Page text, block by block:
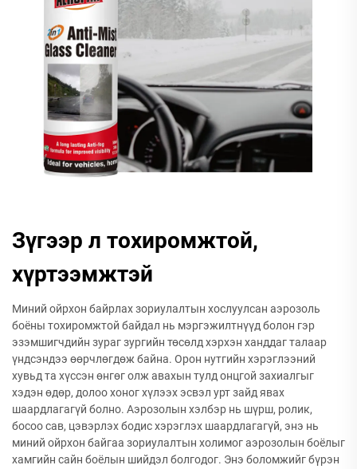
Зүгээр л тохиромжтой,
хүртээмжтэй
Миний ойрхон байрлах зориулалтын хослуулсан аэрозоль
боёны тохиромжтой байдал нь мэргэжилтнүүд болон гэр
эзэмшигчдийн зураг зургийн төсөлд хэрхэн ханддаг талаар
үндсэндээ өөрчлөгдөж байна. Орон нутгийн хэрэглээний
хувьд та хүссэн өнгөг олж авахын тулд онцгой захиалгыг
хэдэн өдөр, долоо хоног хүлээх эсвэл урт зайд явах
шаардлагагүй болно. Аэрозолын хэлбэр нь шүрш, ролик,
босоо сав, цэвэрлэх бодис хэрэглэх шаардлагагүй, энэ нь
миний ойрхон байгаа зориулалтын холимог аэрозолын боёлыг
хамгийн сайн боёлын шийдэл болгодог. Энэ боломжийг бүрэн